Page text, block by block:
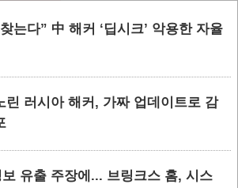
는다” 中 해커 ‘딥시크’ 악용한 자율
린 러시아 해커, 가짜 업데이트로 감
유출 주장에... 브링크스 홈, 시스